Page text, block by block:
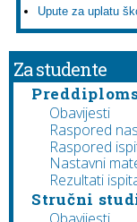
Upute za uplatu
Za studente
Obavijesti
Raspored
Raspored
Nastavni
Rezultati
Stručni